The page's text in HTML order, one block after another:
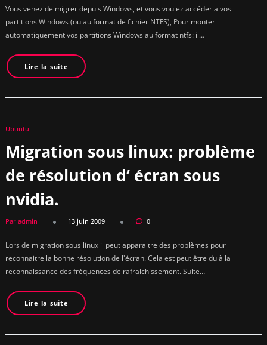
Vous venez de migrer depuis Windows, et vous voulez accéder a vos
partitions Windows (ou au format de fichier NTFS), Pour monter
automatiquement vos partitions Windows au format ntfs: il…
Lire la suite
Ubuntu
Migration sous linux: problème
de résolution d’ écran sous
nvidia.
Par admin 13 juin 2009 0
Lors de migration sous linux il peut apparaitre des problèmes pour
reconnaitre la bonne résolution de l'écran. Cela est peut être du à la
reconnaissance des fréquences de rafraichissement. Suite…
Lire la suite